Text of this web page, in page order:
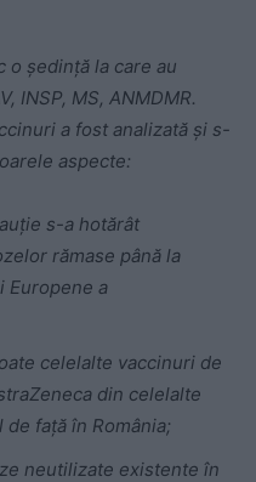
o ședință la care au
INSP, MS, ANMDMR.
a fost analizată și s-
aspecte:
s-a hotărât
rămase până la
Europene a
celelalte vaccinuri de
din celelalte
față în România;
neutilizate existente în